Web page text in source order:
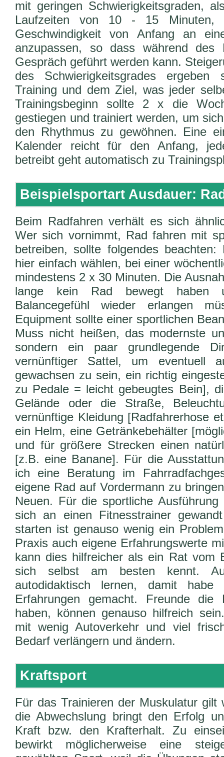
mit geringen Schwierigkeitsgraden,
Laufzeiten von 10 - 15 Minuten,
Geschwindigkeit von Anfang an
anzupassen, so dass während des
Gespräch geführt werden kann.
des Schwierigkeitsgrades ergeben
Training und dem Ziel, was jeder
Trainingsbeginn sollte 2 x die
gestiegen und trainiert werden, um
den Rhythmus zu gewöhnen. Eine
Kalender reicht für den Anfang,
betreibt geht automatisch zu
Beispielsportart Ausdauer:
Beim Radfahren verhält es sich
Wer sich vornimmt, Rad fahren mit
betreiben, sollte folgendes
hier einfach wählen, bei einer
mindestens 2 x 30 Minuten. Die
lange kein Rad bewegt haben
Balancegefühl wieder erlangen
Equipment sollte einer sportlichen
Muss nicht heißen, das modernste
sondern ein paar grundlegende
vernünftiger Sattel, um eventuell
gewachsen zu sein, ein richtig
zu Pedale = leicht gebeugtes Bein],
Gelände oder die Straße,
vernünftige Kleidung [Radfahrerhose
ein Helm, eine Getränkebehälter
und für größere Strecken einen
[z.B. eine Banane]. Für die
ich eine Beratung im
eigene Rad auf Vordermann zu
Neuen. Für die sportliche
sich an einen Fitnesstrainer
starten ist genauso wenig ein
Praxis auch eigene Erfahrungswerte
kann dies hilfreicher als ein Rat vom
sich selbst am besten kennt.
autodidaktisch lernen, damit
Erfahrungen gemacht. Freunde die
haben, können genauso hilfreich
mit wenig Autoverkehr und viel
Bedarf verlängern und ändern.
Kraftsport
Für das Trainieren der Muskulatur gilt
die Abwechslung bringt den Erfolg
Kraft bzw. den Krafterhalt. Zu
bewirkt möglicherweise eine